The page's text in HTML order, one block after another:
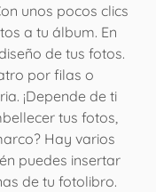
unos pocos clics
a tu álbum. En
de tus fotos.
por filas o
¡Depende de ti
tus fotos,
Hay varios
puedes insertar
de tu fotolibro.